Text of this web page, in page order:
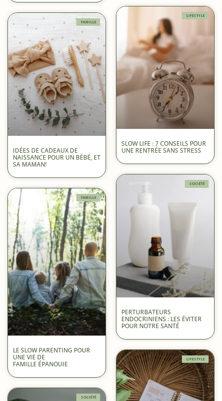
FAMILLE
IDÉES DE CADEAUX DE
NAISSANCE POUR UN BÉBÉ, ET
SA MAMAN!
LIFESTYLE
SLOW LIFE : 7 CONSEILS POUR
UNE RENTRÉE SANS STRESS
FAMILLE
LE SLOW PARENTING POUR
UNE VIE DE
FAMILLE ÉPANOUIE
SOCIÉTÉ
PERTURBATEURS
ENDOCRINIENS : LES ÉVITER
POUR NOTRE SANTÉ
SOCIÉTÉ
LIFESTYLE